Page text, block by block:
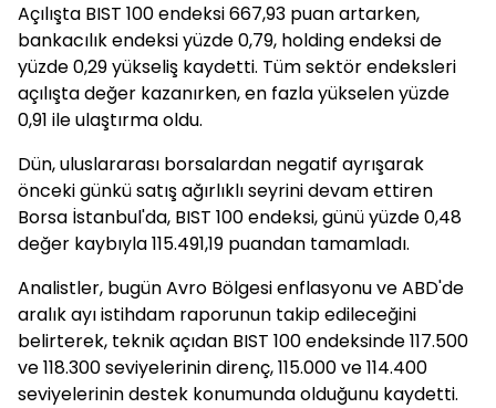
Açılışta BIST 100 endeksi 667,93 puan artarken,
bankacılık endeksi yüzde 0,79, holding endeksi de
yüzde 0,29 yükseliş kaydetti. Tüm sektör endeksleri
açılışta değer kazanırken, en fazla yükselen yüzde
0,91 ile ulaştırma oldu.
Dün, uluslararası borsalardan negatif ayrışarak
önceki günkü satış ağırlıklı seyrini devam ettiren
Borsa İstanbul'da, BIST 100 endeksi, günü yüzde 0,48
değer kaybıyla 115.491,19 puandan tamamladı.
Analistler, bugün Avro Bölgesi enflasyonu ve ABD'de
aralık ayı istihdam raporunun takip edileceğini
belirterek, teknik açıdan BIST 100 endeksinde 117.500
ve 118.300 seviyelerinin direnç, 115.000 ve 114.400
seviyelerinin destek konumunda olduğunu kaydetti.